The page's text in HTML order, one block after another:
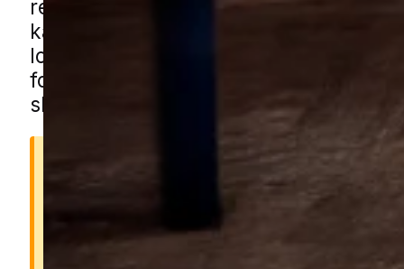
rengøring og opbevaring ikke er
kan få kakkerlakhjælp i Harlev
lokale partnere. Udfyld blot
forbinder vi dig med en erfaren
skadedyrsspecialist fra nærområdet.
Derfor er kakkerlakker